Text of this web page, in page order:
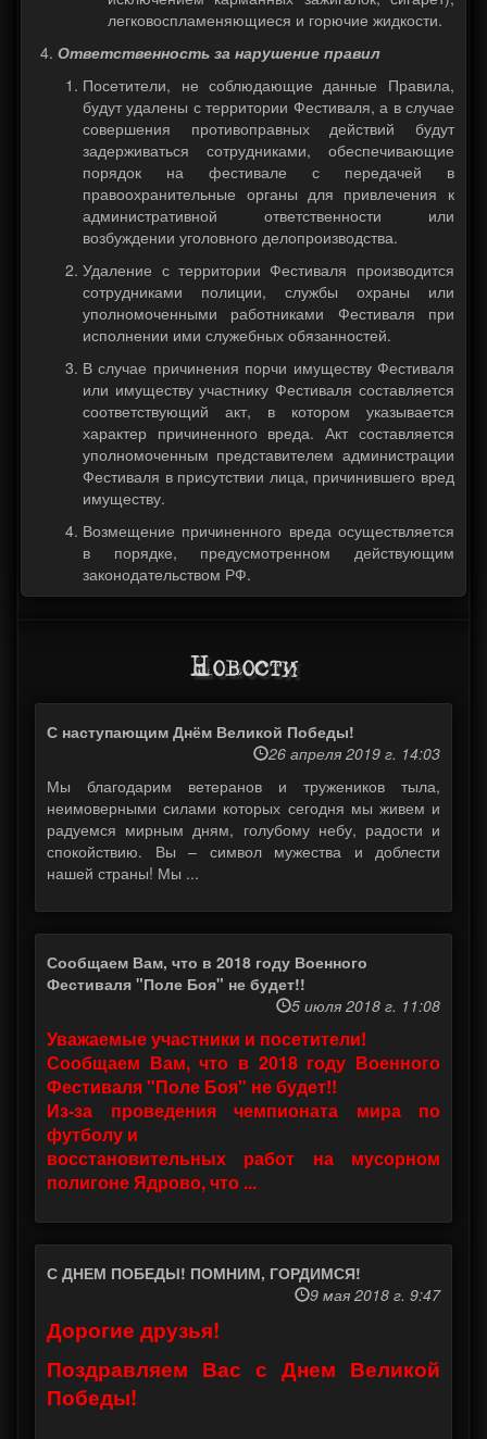
легковоспламеняющиеся и горючие жидкости.
Ответственность за нарушение правил
Посетители, не соблюдающие данные Правила,
будут удалены с территории Фестиваля, а в случае
совершения противоправных действий будут
задерживаться сотрудниками, обеспечивающие
порядок на фестивале с передачей в
правоохранительные органы для привлечения к
административной ответственности или
возбуждении уголовного делопроизводства.
Удаление с территории Фестиваля производится
сотрудниками полиции, службы охраны или
уполномоченными работниками Фестиваля при
исполнении ими служебных обязанностей.
В случае причинения порчи имуществу Фестиваля
или имуществу участнику Фестиваля составляется
соответствующий акт, в котором указывается
характер причиненного вреда. Акт составляется
уполномоченным представителем администрации
Фестиваля в присутствии лица, причинившего вред
имуществу.
Возмещение причиненного вреда осуществляется
в порядке, предусмотренном действующим
законодательством РФ.
Новости
С наступающим Днём Великой Победы!
26 апреля 2019 г. 14:03
Мы благодарим ветеранов и тружеников тыла,
неимоверными силами которых сегодня мы живем и
радуемся мирным дням, голубому небу, радости и
спокойствию. Вы – символ мужества и доблести
нашей страны! Мы ...
Сообщаем Вам, что в 2018 году Военного
Фестиваля "Поле Боя" не будет!!
5 июля 2018 г. 11:08
Уважаемые участники и посетители!
Сообщаем Вам, что в 2018 году Военного
Фестиваля "Поле Боя" не будет!!
Из-за проведения чемпионата мира по
футболу и
восстановительных работ на мусорном
полигоне Ядрово, что ...
С ДНЕМ ПОБЕДЫ! ПОМНИМ, ГОРДИМСЯ!
9 мая 2018 г. 9:47
Дорогие друзья!
Поздравляем Вас с Днем Великой
Победы!